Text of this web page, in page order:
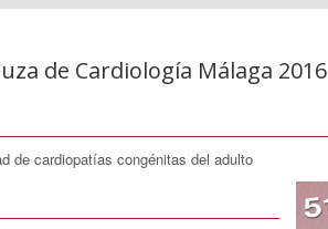
de Cardiología Málaga 2016
de cardiopatías congénitas del adulto